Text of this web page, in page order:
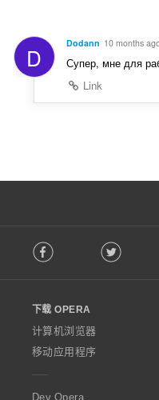
D Dodann 10 months
Супер, мне для
Link
o
w
O
p
e
a
Facebook Twitter
下载 OPERA
计算机浏览器
移动应用程序
Dev.Opera